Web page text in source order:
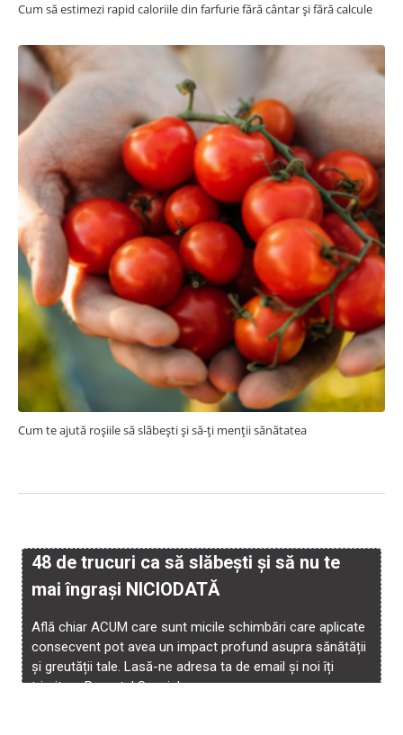
Cum să estimezi rapid caloriile din farfurie fără cântar și fără calcule
Cum te ajută roșiile să slăbești și să-ți menții sănătatea